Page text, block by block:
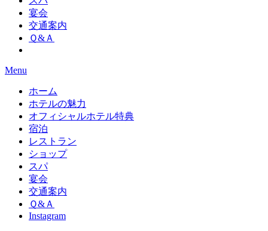
宴会
交通案内
Ｑ&Ａ
Menu
ホーム
ホテルの魅力
オフィシャルホテル特典
宿泊
レストラン
ショップ
スパ
宴会
交通案内
Ｑ&Ａ
Instagram